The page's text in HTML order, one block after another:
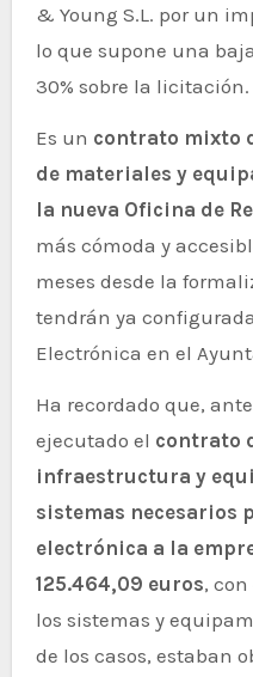
& Young S.L. por un
lo que supone una
30% sobre la licitación.
Es un contrato mixto
de materiales y
la nueva Oficina de
más cómoda y
meses desde la
tendrán ya
Electrónica en el
Ha recordado que,
ejecutado el contrato
infraestructura y
sistemas necesarios
electrónica a la
125.464,09 euros,
los sistemas y
de los casos, estaban